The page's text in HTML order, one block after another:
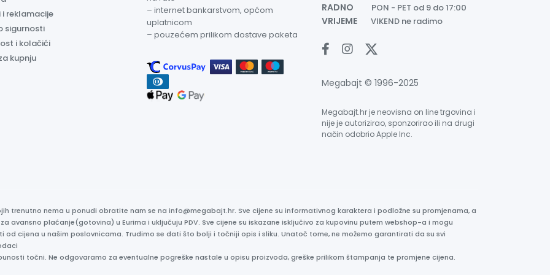
i reklamacije
sigurnosti
i kolačići
kupnju
– internet bankarstvom, općom
uplatnicom
– pouzećem prilikom dostave paketa
RADNO PON - PET od 9 do 17:00
VRIJEME VIKEND ne radimo
Megabajt © 1996-2025
Megabajt.hr je neovisna on line trgovina i
nije je autorizirao, sponzorirao ili na drugi
način odobrio Apple Inc.
trenutno nema u ponudi obratite nam se na info@megabajt.hr. Sve cijene su informativnog karaktera i podložne su promjenama, a
avansno plaćanje(gotovina) u Eurima i uključuju PDV. Sve cijene su iskazane isključivo za kupovinu putem webshop-a i mogu
od cijena u našim poslovnicama. Trudimo se dati što bolji i točniji opis i sliku. Unatoč tome, ne možemo garantirati da su svi
točni. Ne odgovaramo za eventualne pogreške nastale u opisu proizvoda, greške prilikom štampanja te promjene cijena.